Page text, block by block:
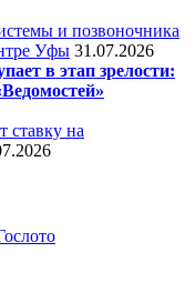
и позвоночника
Уфы 31.07.2026
в этап зрелости:
ставку на